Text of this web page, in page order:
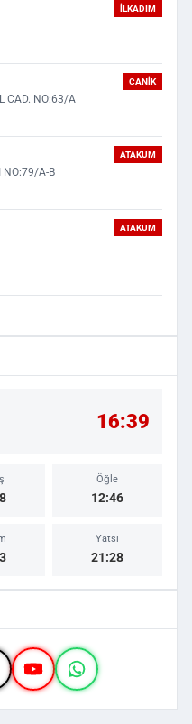
İLKADIM
CANIK
CAD. NO:63/A
ATAKUM
NO:79/A-B
ATAKUM
16:39
Öğle
12:46
Yatsı
21:28